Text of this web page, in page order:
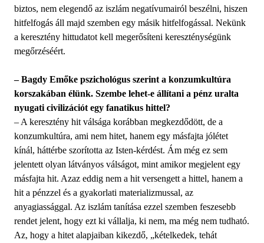
biztos, nem elegendő az iszlám negatívumairól beszélni, hiszen
hitfelfogás áll majd szemben egy másik hitfelfogással. Nekünk
a keresztény hittudatot kell megerősíteni kereszténységünk
megőrzéséért.
– Bagdy Emőke pszichológus szerint a konzumkultúra
korszakában élünk. Szembe lehet-e állítani a pénz uralta
nyugati civilizációt egy fanatikus hittel?
– A keresztény hit válsága korábban megkezdődött, de a
konzumkultúra, ami nem hitet, hanem egy másfajta jólétet
kínál, háttérbe szorította az Isten-kérdést. Ám még ez sem
jelentett olyan látványos válságot, mint amikor megjelent egy
másfajta hit. Azaz eddig nem a hit versengett a hittel, hanem a
hit a pénzzel és a gyakorlati materializmussal, az
anyagiassággal. Az iszlám tanítása ezzel szemben feszesebb
rendet jelent, hogy ezt ki vállalja, ki nem, ma még nem tudható.
Az, hogy a hitet alapjaiban kikezdő, „kételkedek, tehát